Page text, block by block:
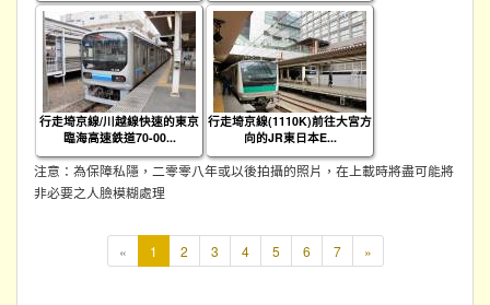
行走埼京線/川越線快速的東京
臨海高速鉄道70-00...
行走埼京線(1110K)前往大宮方
向的JR東日本E...
注意：為保障私隱，二零零八年或以後拍攝的照片，在上載時將盡可能將
非必要之人臉模糊處理
« 1
頁
2 3 4 5 6 7 »